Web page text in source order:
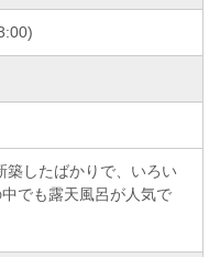
築したばかりで、いろい
でも露天風呂が人気で